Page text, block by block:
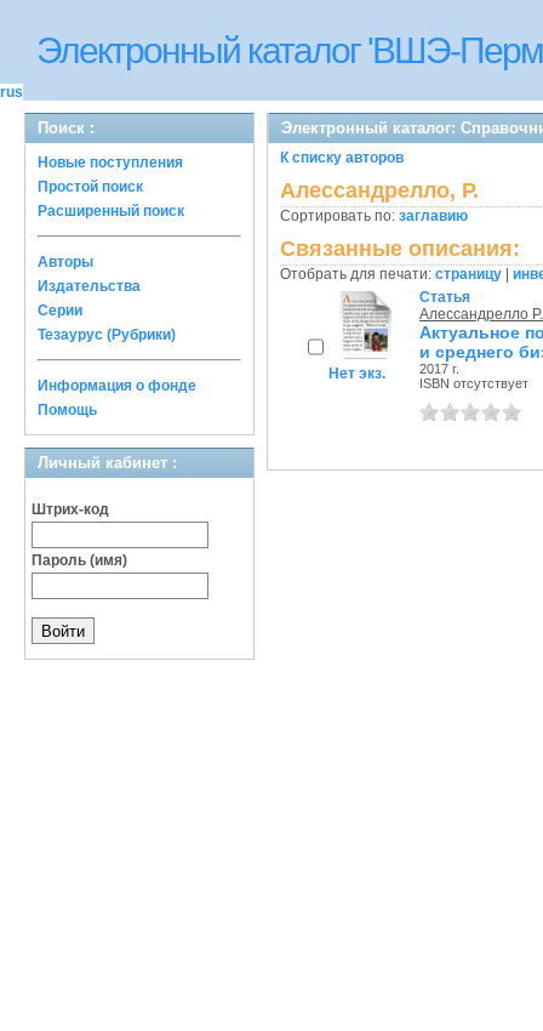
Электронный каталог 'ВШЭ-
rus
Поиск :
Новые поступления
Простой поиск
Расширенный поиск
Авторы
Издательства
Серии
Тезаурус (Рубрики)
Информация о фонде
Помощь
Личный кабинет :
Штрих-код
Пароль (имя)
Электронный каталог:
К списку авторов
Алессандрелло, Р.
Сортировать по: заглавию
Связанные описания:
Отобрать для печати: страницу
Нет экз.
Статья
Алессандрелло Р.
Актуальное
и среднего
2017 г.
ISBN отсутствует